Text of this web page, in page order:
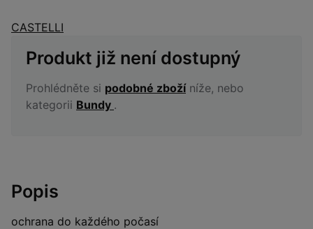
CASTELLI
Produkt již není dostupný
Prohlédněte si podobné zbožíníže, nebo
kategorii Bundy .
Popis
ochrana do každého počasí